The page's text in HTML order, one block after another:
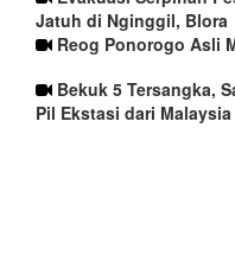
Jatuh di Nginggil, Blora
Reog Ponorogo Asli
Bekuk 5 Tersangka,
Pil Ekstasi dari Malaysia